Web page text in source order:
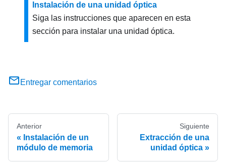
Instalación de una unidad óptica
Siga las instrucciones que aparecen en esta
sección para instalar una unidad óptica.
Entregar comentarios
Anterior
Instalación de un
módulo de memoria
Siguiente
Extracción de una
unidad óptica